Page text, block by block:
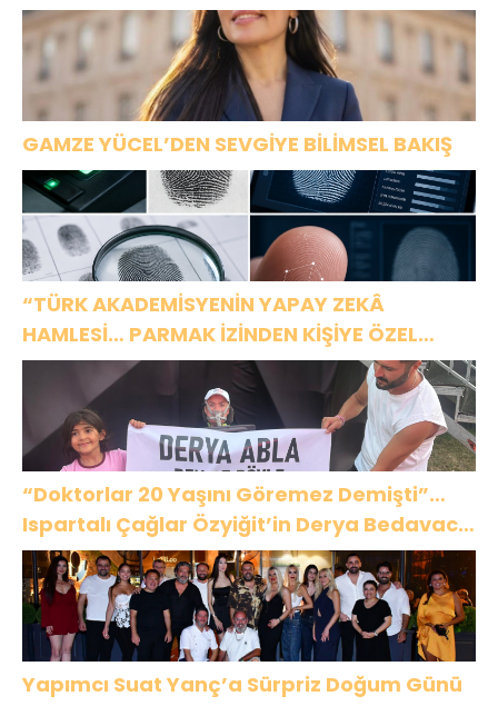
GAMZE YÜCEL’DEN SEVGİYE BİLİMSEL BAKIŞ
“TÜRK AKADEMİSYENİN YAPAY ZEKÂ
HAMLESİ… PARMAK İZİNDEN KİŞİYE ÖZEL
ANALİZ”
“Doktorlar 20 Yaşını Göremez Demişti”…
Ispartalı Çağlar Özyiğit’in Derya Bedavacı
Buluşması Duygulandırdı
Yapımcı Suat Yanç’a Sürpriz Doğum Günü